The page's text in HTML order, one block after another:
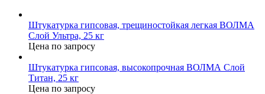
Штукатурка гипсовая, трещиностойкая легкая ВОЛМА
Слой Ультра, 25 кг
Цена по запросу
Штукатурка гипсовая, высокопрочная ВОЛМА Слой
Титан, 25 кг
Цена по запросу